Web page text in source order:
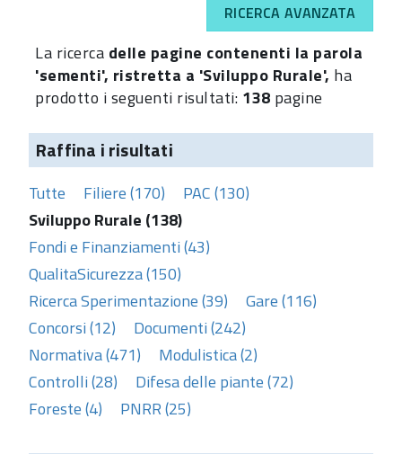
RICERCA AVANZATA
La ricerca delle pagine contenenti la parola
'sementi', ristretta a 'Sviluppo Rurale', ha
prodotto i seguenti risultati: 138 pagine
Raffina i risultati
Tutte Filiere (170)
PAC (130)
Sviluppo Rurale (138)
Fondi e Finanziamenti (43)
QualitaSicurezza (150)
Ricerca Sperimentazione (39)
Gare (116)
Concorsi (12)
Documenti (242)
Normativa (471)
Modulistica (2)
Controlli (28)
Difesa delle piante (72)
Foreste (4)
PNRR (25)